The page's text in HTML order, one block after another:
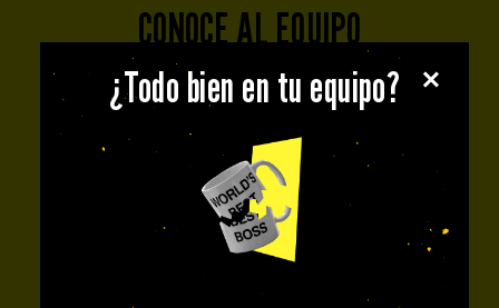
¿Todo bien en tu equipo?
CONOCE AL EQUIPO
Fuckupper Team
Andres Castelo
FuckupperGuayaquil
Fuckupper
Strategy & Innovation Specialist | Driving Digital